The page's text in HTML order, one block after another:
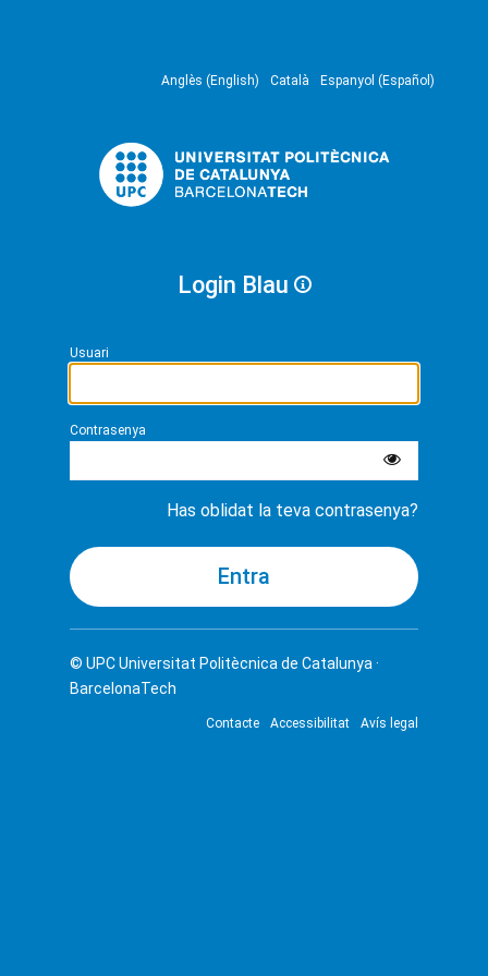
Anglès (English) Català Espanyol (Español)
Login Blau
Usuari
Contrasenya
Has oblidat la teva contrasenya?
© UPCUniversitat Politècnica de Catalunya ·
BarcelonaTech
Contacte Accessibilitat Avís legal